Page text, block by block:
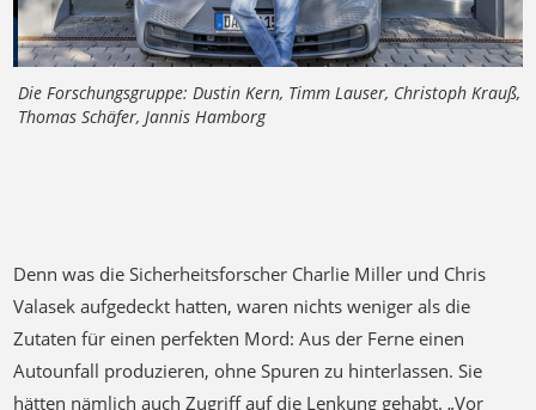
Die Forschungsgruppe: Dustin Kern, Timm Lauser, Christoph Krauß,
Thomas Schäfer, Jannis Hamborg
Zutaten für einen perfekten Mord: Aus der Ferne einen
Autounfall produzieren, ohne Spuren zu hinterlassen. Sie
hätten nämlich auch Zugriff auf die Lenkung gehabt. „Vor
zehn oder 15 Jahren hätten Autohersteller sicher nicht in
mehr Hardware-Sicherheit investiert, wenn das Mehrkosten